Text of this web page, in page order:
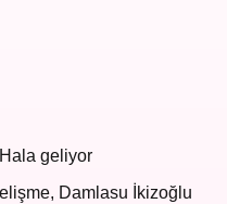
geliyor
Damlasu İkizoğlu